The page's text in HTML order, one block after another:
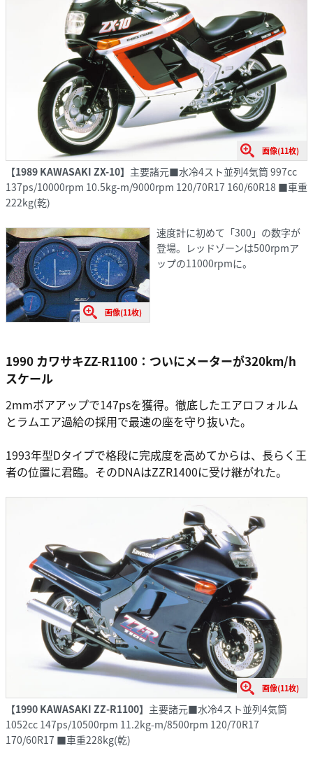
画像(11枚)
【1989 KAWASAKI ZX-10】 主要諸元■水冷4スト並列4気筒 997cc
137ps/10000rpm 10.5kg-m/9000rpm 120/70R17 160/60R18 ■車重
222kg(乾)
画像(11枚)
速度計に初めて「300」の数字が
登場。レッドゾーンは500rpmア
ップの11000rpmに。
1990 カワサキZZ-R1100：ついにメーターが320km/h
スケール
2mmボアアップで147psを獲得。徹底したエアロフォルム
とラムエア過給の採用で最速の座を守り抜いた。
1993年型Dタイプで格段に完成度を高めてからは、長らく王
者の位置に君臨。そのDNAはZZR1400に受け継がれた。
画像(11枚)
【1990 KAWASAKI ZZ-R1100】 主要諸元■水冷4スト並列4気筒
1052cc 147ps/10500rpm 11.2kg-m/8500rpm 120/70R17
170/60R17 ■車重228kg(乾)